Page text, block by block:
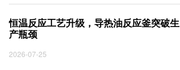
恒温反应工艺升级，导热油反应釜突破生
产瓶颈
2026-07-25